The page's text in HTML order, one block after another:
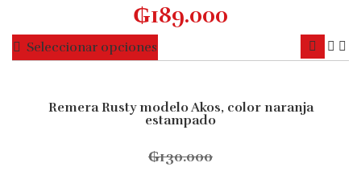
se
pueden
página
de
₲189.000
Seleccionar opciones
producto
múltiples
variantes.
opciones
10% OFFRemera Rusty modelo Akos, color naranja
estampado
₲130.000